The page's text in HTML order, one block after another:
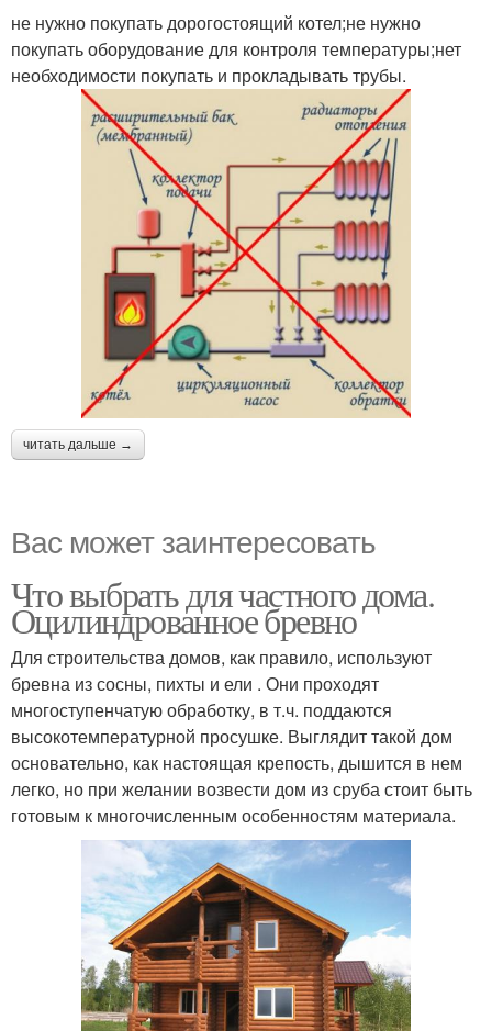
не нужно покупать дорогостоящий котел;не нужно
покупать оборудование для контроля температуры;нет
необходимости покупать и прокладывать трубы.
читать дальше →
Вас может заинтересовать
Что выбрать для частного дома.
Оцилиндрованное бревно
Для строительства домов, как правило, используют
бревна из сосны, пихты и ели . Они проходят
многоступенчатую обработку, в т.ч. поддаются
высокотемпературной просушке. Выглядит такой дом
основательно, как настоящая крепость, дышится в нем
легко, но при желании возвести дом из сруба стоит быть
готовым к многочисленным особенностям материала.